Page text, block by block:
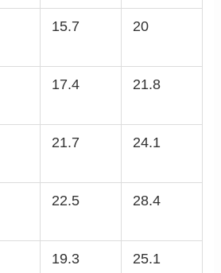
15.7 20
17.4 21.8
21.7 24.1
22.5 28.4
19.3 25.1